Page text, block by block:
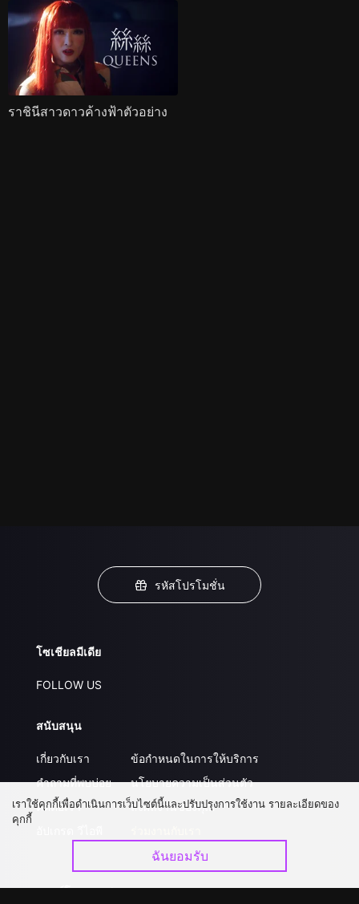
ราชินีสาวดาวค้างฟ้าตัวอย่าง
รหัสโปรโมชั่น
โซเชียลมีเดีย
FOLLOW US
สนับสนุน
เกี่ยวกับเรา
คำถามที่พบบ่อย
ติดต่อเรา
ข้อกำหนดในการให้บริการ
นโยบายความเป็นส่วนตัว
ส่งผลงานของคุณ
ดาวน์โหลดแอป
เราใช้คุกกี้เพื่อดำเนินการเว็บไซต์นี้และปรับปรุงการใช้งาน รายละเอียดของ
คุกกี้
ฉันยอมรับ